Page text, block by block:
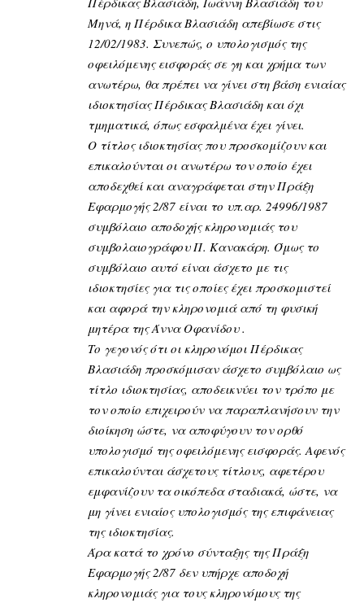
Μηνά, η Πέρδικα Βλασιάδη απεβίωσε στις
12/02/1983. Συνεπώς, ο υπολογισμός της
οφειλόμενης εισφοράς σε γη και χρήμα των
ανωτέρω, θα πρέπει να γίνει στη βάση ενιαίας
ιδιοκτησίας Πέρδικας Βλασιάδη και όχι
τμηματικά, όπως εσφαλμένα έχει γίνει.
Ο τίτλος ιδιοκτησίας που προσκομίζουν και
επικαλούνται οι ανωτέρω τον οποίο έχει
αποδεχθεί και αναγράφεται στην Πράξη
Εφαρμογής 2/87 είναι το υπ.αρ. 24996/1987
συμβόλαιο αποδοχής κληρονομιάς του
συμβολαιογράφου Π. Κανακάρη. Όμως το
συμβόλαιο αυτό είναι άσχετο με τις
ιδιοκτησίες για τις οποίες έχει προσκομιστεί
και αφορά την κληρονομιά από τη φυσική
μητέρα της Άννα Οφανίδου .
Το γεγονός ότι οι κληρονόμοι Πέρδικας
Βλασιάδη προσκόμισαν άσχετο συμβόλαιο ως
τίτλο ιδιοκτησίας, αποδεικνύει τον τρόπο με
τον οποίο επιχειρούν να παραπλανήσουν την
διοίκηση ώστε, να αποφύγουν τον ορθό
υπολογισμό της οφειλόμενης εισφοράς. Αφενός
επικαλούνται άσχετους τίτλους, αφετέρου
εμφανίζουν τα οικόπεδα σταδιακά, ώστε, να
μη γίνει ενιαίος υπολογισμός της επιφάνειας
της ιδιοκτησίας.
Άρα κατά το χρόνο σύνταξης της Πράξη
Εφαρμογής 2/87 δεν υπήρχε αποδοχή
κληρονομιάς για τους κληρονόμους της